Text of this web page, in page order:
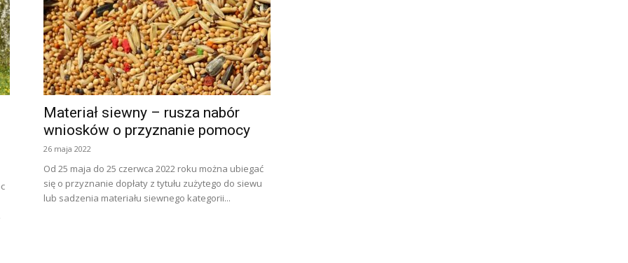
Materiał siewny – rusza nabór
wniosków o przyznanie pomocy
26 maja 2022
Od 25 maja do 25 czerwca 2022 roku można ubiegać
się o przyznanie dopłaty z tytułu zużytego do siewu
lub sadzenia materiału siewnego kategorii...